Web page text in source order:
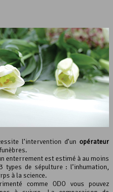
l’intervention d’un opérateur
enterrement est estimé à au moins
de sépulture : l’inhumation,
à la science.
comme ODO vous pouvez